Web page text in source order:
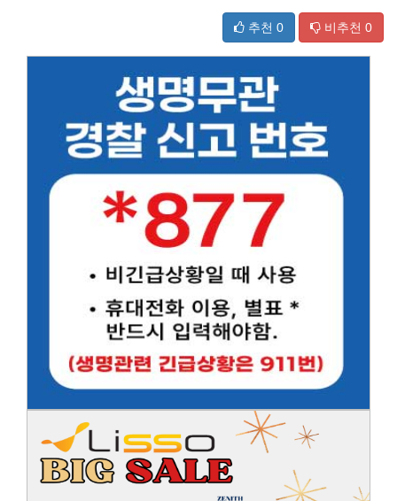
추천 0 비추천 0